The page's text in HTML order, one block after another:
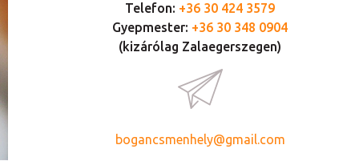
Telefon: +36 30 424 3579
Gyepmester: +36 30 348 0904
(kizárólag Zalaegerszegen)
bogancsmenhely@gmail.com